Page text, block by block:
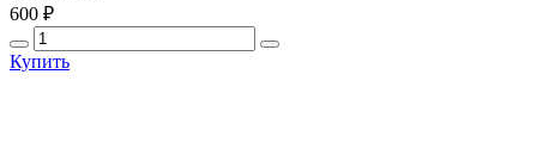
600 ₽
Купить